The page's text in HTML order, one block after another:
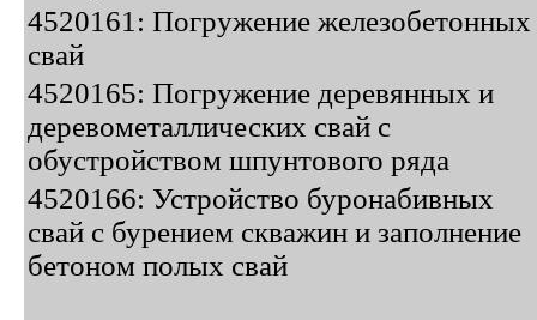
4520161: Погружение железобетонных
свай
4520165: Погружение деревянных и
деревометаллических свай с
обустройством шпунтового ряда
4520166: Устройство буронабивных
свай с бурением скважин и заполнение
бетоном полых свай